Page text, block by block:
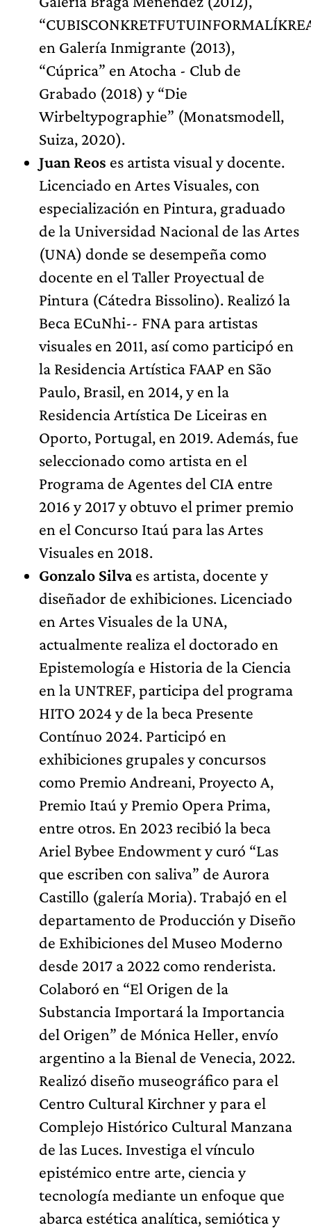
en Galería Inmigrante (2013),
“Cúprica” en Atocha - Club de
Grabado (2018) y “Die
Wirbeltypographie” (Monatsmodell,
Suiza, 2020).
Juan Reos es artista visual y docente.
Licenciado en Artes Visuales, con
especialización en Pintura, graduado
de la Universidad Nacional de las Artes
(UNA) donde se desempeña como
docente en el Taller Proyectual de
Pintura (Cátedra Bissolino). Realizó la
Beca ECuNhi-- FNA para artistas
visuales en 2011, así como participó en
la Residencia Artística FAAP en São
Paulo, Brasil, en 2014, y en la
Residencia Artística De Liceiras en
Oporto, Portugal, en 2019. Además, fue
seleccionado como artista en el
Programa de Agentes del CIA entre
2016 y 2017 y obtuvo el primer premio
en el Concurso Itaú para las Artes
Visuales en 2018.
Gonzalo Silvaes artista, docente y
diseñador de exhibiciones. Licenciado
en Artes Visuales de la UNA,
actualmente realiza el doctorado en
Epistemología e Historia de la Ciencia
en la UNTREF, participa del programa
HITO 2024 y de la beca Presente
Contínuo 2024. Participó en
exhibiciones grupales y concursos
como Premio Andreani, Proyecto A,
Premio Itaú y Premio Opera Prima,
entre otros. En 2023 recibió la beca
Ariel Bybee Endowment y curó “Las
que escriben con saliva” de Aurora
Castillo (galería Moria). Trabajó en el
departamento de Producción y Diseño
de Exhibiciones del Museo Moderno
desde 2017 a 2022 como renderista.
Colaboró en “El Origen de la
Substancia Importará la Importancia
del Origen” de Mónica Heller, envío
argentino a la Bienal de Venecia, 2022.
Realizó diseño museográfico para el
Centro Cultural Kirchner y para el
Complejo Histórico Cultural Manzana
de las Luces. Investiga el vínculo
epistémico entre arte, ciencia y
tecnología mediante un enfoque que
abarca estética analítica, semiótica y